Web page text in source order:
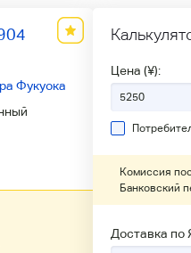
Фукуока
Цена (¥):
Комиссия
Банковский
Доставка по